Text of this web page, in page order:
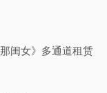
闺女》多通道租赁